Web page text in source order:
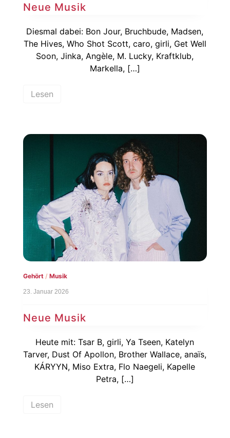
Neue Musik
Diesmal dabei: Bon Jour, Bruchbude, Madsen,
The Hives, Who Shot Scott, caro, girli, Get Well
Soon, Jinka, Angèle, M. Lucky, Kraftklub,
Markella, […]
Lesen
Gehört/ Musik
23. Januar 2026
Neue Musik
Heute mit: Tsar B, girli, Ya Tseen, Katelyn
Tarver, Dust Of Apollon, Brother Wallace, anaïs,
KÁRYYN, Miso Extra, Flo Naegeli, Kapelle
Petra, […]
Lesen